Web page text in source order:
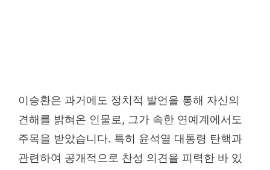
이승환은 과거에도 정치적 발언을 통해 자신의
견해를 밝혀온 인물로, 그가 속한 연예계에서도
주목을 받았습니다. 특히 윤석열 대통령 탄핵과
관련하여 공개적으로 찬성 의견을 피력한 바 있